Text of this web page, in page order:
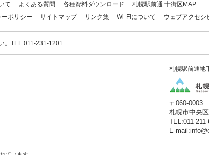
て よくある質問 各種資料ダウンロード
札幌駅前通 十街区MAP
ポリシー サイトマップ リンク集 Wi-Fiについて ウェブアクセシ
。TEL:011-231-1201
札幌駅前通地
〒060-0003
札幌市中央
TEL:011-
E-